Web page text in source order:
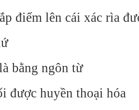
điếm lên cái xác rìa
bằng ngôn từ
được huyền thoại hóa